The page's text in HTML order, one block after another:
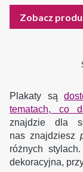
Zobacz
Plakaty są
tematach, co
znajdzie dla
nas znajdziesz
różnych
dekoracyjna,